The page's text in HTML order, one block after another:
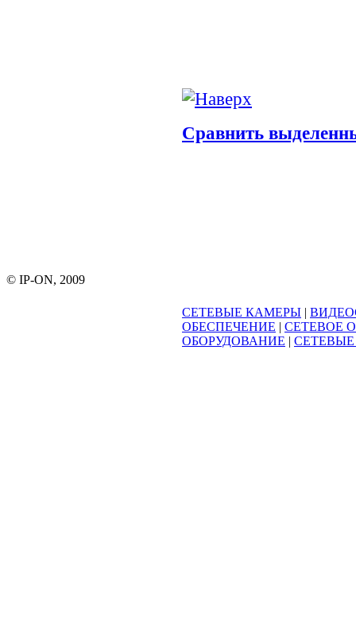
Сравнить
© IP-ON, 2009
СЕТЕВЫЕ КАМЕРЫ |
ОБЕСПЕЧЕНИЕ | СЕТЕВОЕ
ОБОРУДОВАНИЕ |